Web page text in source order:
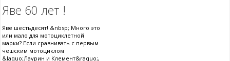
Яве 60 лет !
Яве шестьдесят! &nbsp; Много это
или мало для мотоциклетной
марки? Если сравнивать с первым
чешским мотоциклом
&laquo;Лаурин и Клемент&raquo;,